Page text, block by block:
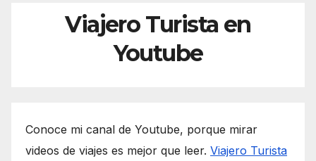
Viajero Turista en
Youtube
Conoce mi canal de Youtube, porque mirar
videos de viajes es mejor que leer. Viajero Turista